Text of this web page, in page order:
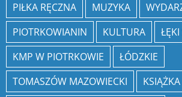
PIŁKA RĘCZNA
MUZYKA
PIOTRKOWIANIN
KULTURA
KMP W PIOTRKOWIE
ŁÓDZKIE
TOMASZÓW MAZOWIECKI